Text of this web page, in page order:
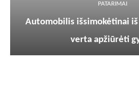
PATARIMAI
Automobilis išsimokėtinai
verta apžiūrėti